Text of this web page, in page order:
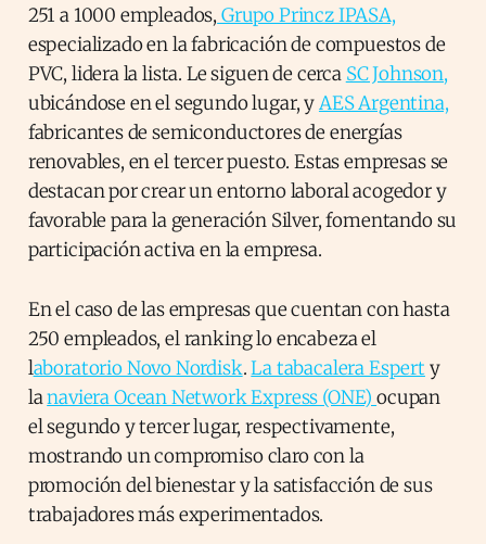
251 a 1000 empleados, Grupo Princz IPASA,
especializado en la fabricación de compuestos de
PVC, lidera la lista. Le siguen de cerca SC Johnson,
ubicándose en el segundo lugar, yAES Argentina,
fabricantes de semiconductores de energías
renovables, en el tercer puesto. Estas empresas se
destacan por crear un entorno laboral acogedor y
favorable para la generación Silver, fomentando su
participación activa en la empresa.
En el caso de las empresas que cuentan con hasta
250 empleados, el ranking lo encabeza el
laboratorio Novo Nordisk.La tabacalera Esperty
lanaviera Ocean Network Express (ONE)ocupan
el segundo y tercer lugar, respectivamente,
mostrando un compromiso claro con la
promoción del bienestar y la satisfacción de sus
trabajadores más experimentados.